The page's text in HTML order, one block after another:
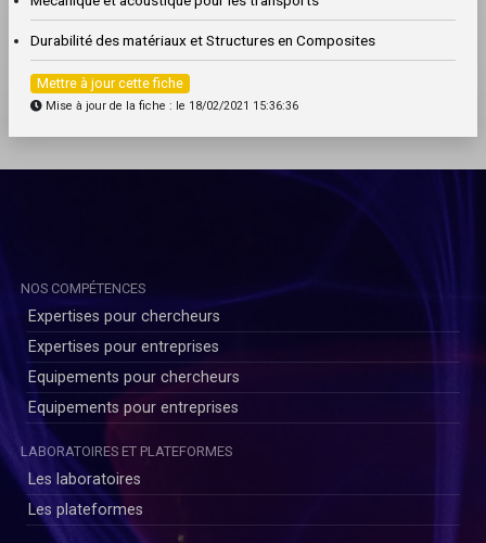
Durabilité des matériaux et Structures en Composites
Mettre à jour cette fiche
Mise à jour de la fiche : le 18/02/2021 15:36:36
NOS COMPÉTENCES
Expertises pour chercheurs
Expertises pour entreprises
Equipements pour chercheurs
Equipements pour entreprises
LABORATOIRES ET PLATEFORMES
Les laboratoires
Les plateformes